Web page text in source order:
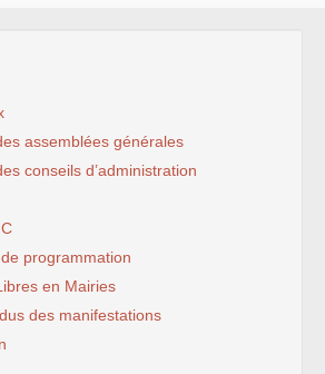
assemblées générales
conseils d’administration
programmation
en Mairies
des manifestations